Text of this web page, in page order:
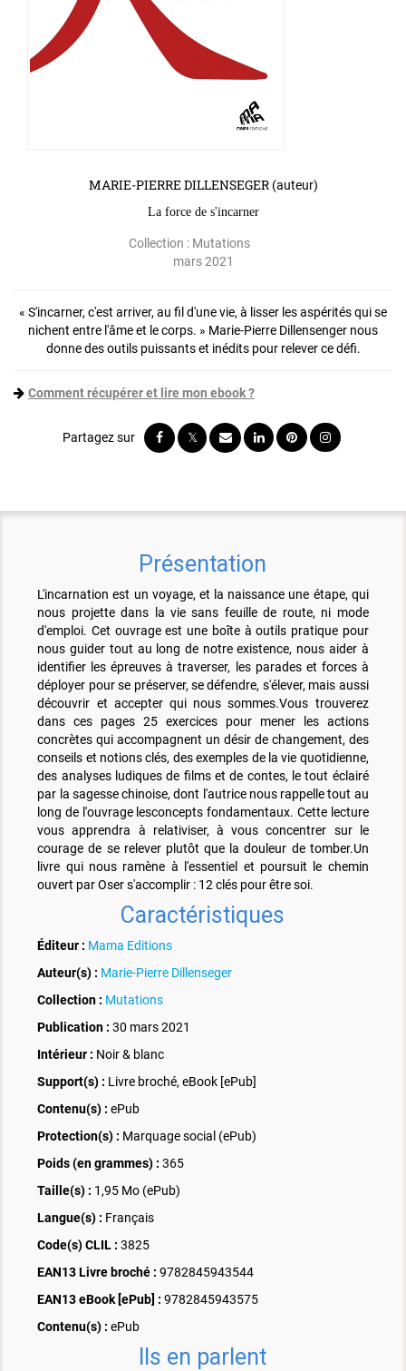
MARIE-PIERRE DILLENSEGER(auteur)
La force de s'incarner
Collection : Mutations
mars 2021
« S'incarner, c'est arriver, au fil d'une vie, à lisser les aspérités qui se
nichent entre l'âme et le corps. » Marie-Pierre Dillensenger nous
donne des outils puissants et inédits pour relever ce défi.
Comment récupérer et lire mon ebook ?
Présentation
L'incarnation est un voyage, et la naissance une étape, qui
nous projette dans la vie sans feuille de route, ni mode
d'emploi. Cet ouvrage est une boîte à outils pratique pour
nous guider tout au long de notre existence, nous aider à
identifier les épreuves à traverser, les parades et forces à
déployer pour se préserver, se défendre, s'élever, mais aussi
découvrir et accepter qui nous sommes.Vous trouverez
dans ces pages 25 exercices pour mener les actions
concrètes qui accompagnent un désir de changement, des
conseils et notions clés, des exemples de la vie quotidienne,
des analyses ludiques de films et de contes, le tout éclairé
par la sagesse chinoise, dont l'autrice nous rappelle tout au
long de l'ouvrage lesconcepts fondamentaux. Cette lecture
vous apprendra à relativiser, à vous concentrer sur le
courage de se relever plutôt que la douleur de tomber.Un
livre qui nous ramène à l'essentiel et poursuit le chemin
ouvert par Oser s'accomplir : 12 clés pour être soi.
Caractéristiques
Éditeur : Mama Editions
Auteur(s) : Marie-Pierre Dillenseger
Collection : Mutations
Publication : 30 mars 2021
Intérieur : Noir & blanc
Support(s) : Livre broché, eBook [ePub]
Contenu(s) : ePub
Protection(s) : Marquage social (ePub)
Poids (en grammes) : 365
Taille(s) : 1,95 Mo (ePub)
Langue(s) : Français
Code(s) CLIL : 3825
EAN13 Livre broché : 9782845943544
EAN13 eBook [ePub] : 9782845943575
Contenu(s) : ePub
Ils en parlent